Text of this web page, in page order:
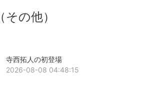
の他）
寺西拓人の初登場
2026-08-08 04:48:15